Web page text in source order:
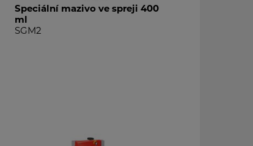
Speciální mazivo ve spreji 400
ml
SGM2